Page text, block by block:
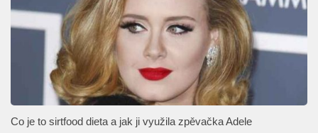
Co je to sirtfood dieta a jak ji využila zpěvačka Adele